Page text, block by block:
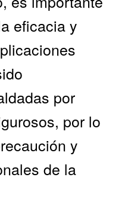
eficacia y
por
por lo
y
de la